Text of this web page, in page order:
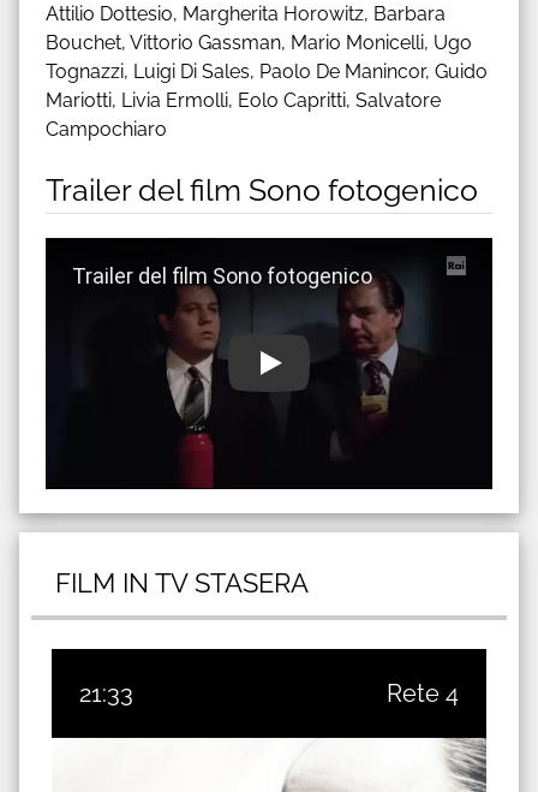
Attilio Dottesio, Margherita Horowitz, Barbara
Bouchet, Vittorio Gassman, Mario Monicelli, Ugo
Tognazzi, Luigi Di Sales, Paolo De Manincor, Guido
Mariotti, Livia Ermolli, Eolo Capritti, Salvatore
Campochiaro
Trailer del film Sono fotogenico
FILM IN TV STASERA
21:33 Rete 4